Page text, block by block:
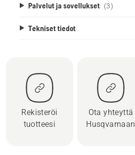
Palvelut ja sovellukset (3)
Tekniset tiedot
Rekisteröi
tuotteesi
Ota yhteyttä
Husqvarnaan